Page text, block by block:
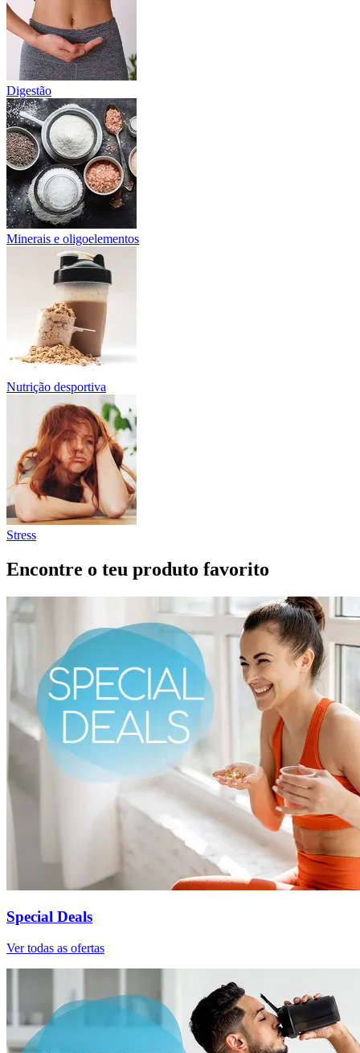
Digestão
Minerais e oligoelementos
Nutrição desportiva
Stress
Encontre o teu produto favorito
Special Deals
Ver todas as ofertas